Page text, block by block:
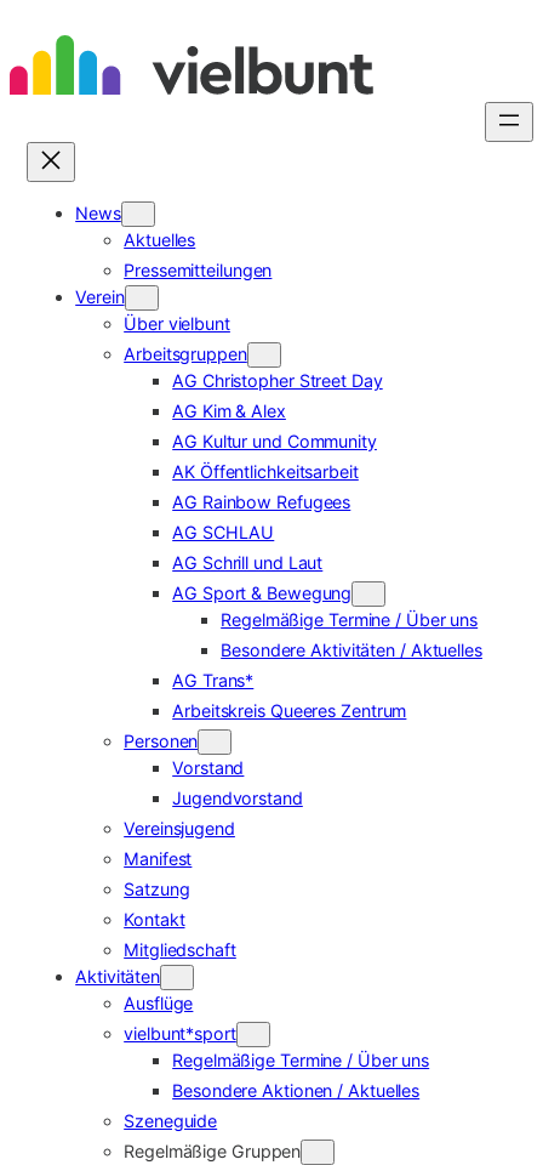
Inhalt
springen
News
Aktuelles
Pressemitteilungen
Verein
Über vielbunt
Arbeitsgruppen
AG Christopher Street Day
AG Kim & Alex
AG Kultur und Community
AK Öffentlichkeitsarbeit
AG Rainbow Refugees
AG SCHLAU
AG Schrill und Laut
AG Sport & Bewegung
Regelmäßige Termine / Über uns
Besondere Aktivitäten / Aktuelles
AG Trans*
Arbeitskreis Queeres Zentrum
Personen
Vorstand
Jugendvorstand
Vereinsjugend
Manifest
Satzung
Kontakt
Mitgliedschaft
Aktivitäten
Ausflüge
vielbunt*sport
Regelmäßige Termine / Über uns
Besondere Aktionen / Aktuelles
Szeneguide
Regelmäßige Gruppen